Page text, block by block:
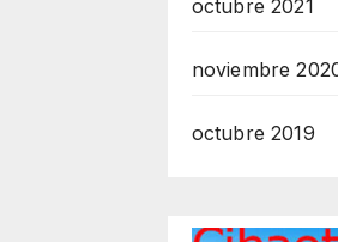
octubre 2021
noviembre
octubre 2019